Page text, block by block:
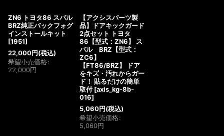
ZN6 トヨタ86 スバル
BRZ純正バックフォグ
インストールキット
[1951]
22,000円 (税込)
希望小売価格:
22,000円
【アクシスパーツ製
品】ドアキックガード
2点セット トヨタ
86【型式：ZN6】 ス
バル BRZ【型式：
ZC6】
【FT86/BRZ】 ドア
をキズ・汚れからガー
ド！ 貼るだけの簡単
取付 [axis_kg-8b-
016]
5,060円 (税込)
希望小売価格:
5,060円